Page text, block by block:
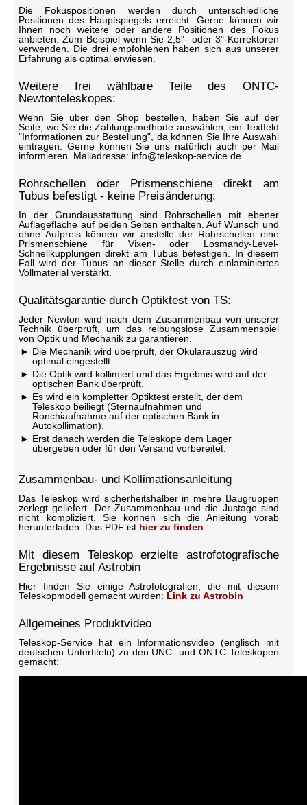
Die Fokuspositionen werden durch unterschiedliche
Positionen des Hauptspiegels erreicht. Gerne können wir
Ihnen noch weitere oder andere Positionen des Fokus
anbieten. Zum Beispiel wenn Sie 2,5"- oder 3"-Korrektoren
verwenden. Die drei empfohlenen haben sich aus unserer
Erfahrung als optimal erwiesen.
Weitere frei wählbare Teile des ONTC-
Newtonteleskopes:
Wenn Sie über den Shop bestellen, haben Sie auf der
Seite, wo Sie die Zahlungsmethode auswählen, ein Textfeld
"Informationen zur Bestellung", da können Sie Ihre Auswahl
eintragen. Gerne können Sie uns natürlich auch per Mail
informieren. Mailadresse: info@teleskop-service.de
Rohrschellen oder Prismenschiene direkt am
Tubus befestigt - keine Preisänderung:
In der Grundausstattung sind Rohrschellen mit ebener
Auflagefläche auf beiden Seiten enthalten. Auf Wunsch und
ohne Aufpreis können wir anstelle der Rohrschellen eine
Prismenschiene für Vixen- oder Losmandy-Level-
Schnellkupplungen direkt am Tubus befestigen. In diesem
Fall wird der Tubus an dieser Stelle durch einlaminiertes
Vollmaterial verstärkt.
Qualitätsgarantie durch Optiktest von TS:
Jeder Newton wird nach dem Zusammenbau von unserer
Technik überprüft, um das reibungslose Zusammenspiel
von Optik und Mechanik zu garantieren.
Die Mechanik wird überprüft, der Okularauszug wird
optimal eingestellt.
Die Optik wird kollimiert und das Ergebnis wird auf der
optischen Bank überprüft.
Es wird ein kompletter Optiktest erstellt, der dem
Teleskop beiliegt (Sternaufnahmen und
Ronchiaufnahme auf der optischen Bank in
Autokollimation).
Erst danach werden die Teleskope dem Lager
übergeben oder für den Versand vorbereitet.
Zusammenbau- und Kollimationsanleitung
Das Teleskop wird sicherheitshalber in mehre Baugruppen
zerlegt geliefert. Der Zusammenbau und die Justage sind
nicht kompliziert, Sie können sich die Anleitung vorab
herunterladen. Das PDF ist hier zu finden.
Mit diesem Teleskop erzielte astrofotografische
Ergebnisse auf Astrobin
Hier finden Sie einige Astrofotografien, die mit diesem
Teleskopmodell gemacht wurden: Link zu Astrobin
Allgemeines Produktvideo
Teleskop-Service hat ein Informationsvideo (englisch mit
deutschen Untertiteln) zu den UNC- und ONTC-Teleskopen
gemacht: